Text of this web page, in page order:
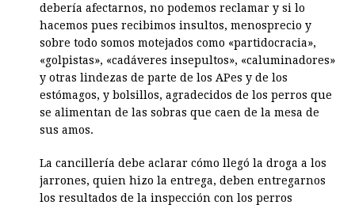
debería afectarnos, no podemos reclamar y si lo
hacemos pues recibimos insultos, menosprecio y
sobre todo somos motejados como «partidocracia»,
«golpistas», «cadáveres insepultos», «caluminadores»
y otras lindezas de parte de los APes y de los
estómagos, y bolsillos, agradecidos de los perros que
se alimentan de las sobras que caen de la mesa de
sus amos.
La cancillería debe aclarar cómo llegó la droga a los
jarrones, quien hizo la entrega, deben entregarnos
los resultados de la inspección con los perros